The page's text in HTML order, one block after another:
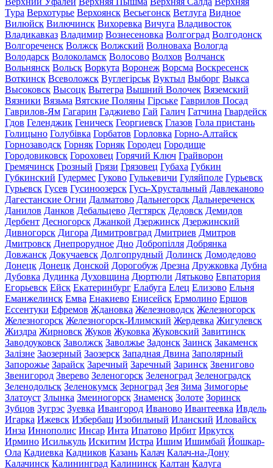
Тура Верхотурье Верхоянск Весьегонск Ветлуга Видное
Вилюйск Вилючинск Вихоревка Вичуга Владивосток
Владикавказ Владимир Вознесеновка Волгоград Волгодонск
Волгореченск Волжск Волжский Волноваха Вологда
Володарск Волоколамск Волосово Волхов Волчанск
Вольнянск Вольск Воркута Воронеж Ворсма Воскресенск
Воткинск Всеволожск Вуглегірськ Вуктыл Выборг Выкса
Высоковск Высоцк Вытегра Вышний Волочек Вяземский
Вязники Вязьма Вятские Поляны Гірське Гаврилов Посад
Гаврилов-Ям Гагарин Гаджиево Гай Галич Гатчина Гвардейск
Гдов Геленджик Геническ Георгиевск Глазов Гола пристань
Голицыно Голубівка Горбатов Горловка Горно-Алтайск
Горнозаводск Горняк Горняк Городец Городище
Городовиковск Гороховец Горячий Ключ Грайворон
Гремячинск Грозный Грязи Грязовец Губаха Губкин
Губкинский Гудермес Гуково Гулькевичи Гуляйполе Гурьевск
Гурьевск Гусев Гусиноозерск Гусь-Хрустальный Давлеканово
Дагестанские Огни Далматово Дальнегорск Дальнереченск
Данилов Данков Дебальцево Дегтярск Дедовск Демидов
Дербент Десногорск Джанкой Дзержинск Дзержинский
Дивногорск Дигора Димитровград Дмитриев Дмитров
Дмитровск Днепрорудное Дно Добропілля Добрянка
Довжанск Докучаевск Долгопрудный Долинск Домодедово
Донецк Донецк Донской Дорогобуж Дрезна Дружковка Дубна
Дубовка Дудинка Духовщина Дюртюли Дятьково Евпатория
Егорьевск Ейск Екатеринбург Елабуга Елец Елизово Ельня
Еманжелинск Емва Енакиево Енисейск Ермолино Ершов
Ессентуки Ефремов Ждановка Железноводск Железногорск
Железногорск Железногорск-Илимский Жердевка Жигулевск
Жиздра Жирновск Жуков Жуковка Жуковский Завитинск
Заводоуковск Заволжск Заволжье Задонск Заинск Закаменск
Залізне Заозерный Заозерск Западная Двина Заполярный
Запорожье Зарайск Заречный Заречный Заринск Звенигово
Звенигород Зверево Зеленогорск Зеленоград Зеленоградск
Зеленодольск Зеленокумск Зерноград Зея Зима Зимогорье
Златоуст Злынка Змеиногорск Знаменск Золоте Зоринск
Зубцов Зугрэс Зуевка Ивангород Иваново Ивантеевка Ивдель
Игарка Ижевск Избербаш Изобильный Иланский Иловайск
Инза Иннополис Инсар Инта Ипатово Ирбит Иркутск
Ирмино Исилькуль Искитим Истра Ишим Ишимбай Йошкар-
Ола Кадиевка Кадников Казань Калач Калач-на-Дону
Калачинск Калининград Калининск Калтан Калуга